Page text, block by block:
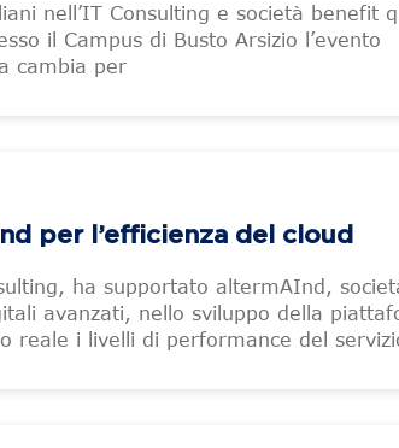
nell’IT Consulting e società benefit
il Campus di Busto Arsizio l’evento
cambia per
per l’efficienza del cloud
ha supportato altermAInd,
avanzati, nello sviluppo della
reale i livelli di performance del